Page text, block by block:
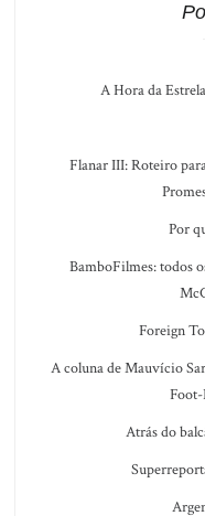
A Hora da
Flanar III: Roteiro
Por
BamboFilmes: todos
Foreign
A coluna de Mauvício
Foot-
Atrás do